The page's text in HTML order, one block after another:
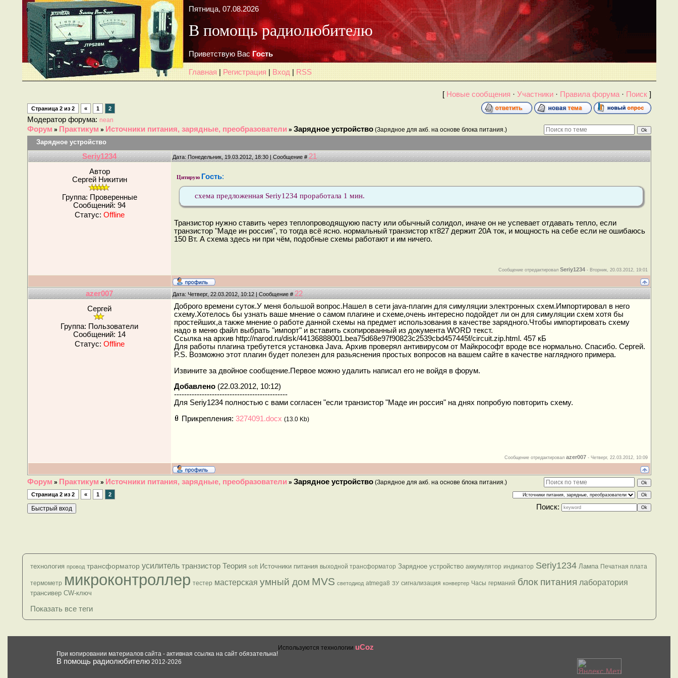
Пятница, 07.08.2026
В помощь радиолюбителю
Приветствую Вас Гость
Главная Регистрация Вход RSS
[ Новые сообщения · Участники· Правила форума· Поиск]
Страница 2из 2 « 1 2
Модератор форума: nean
Форум » Практикум » Источники питания, зарядные, преобразователи » Зарядное устройство (Зарядное для акб. на основе блока питания.)
Зарядное устройство
Seriy1234 Дата: Понедельник, 19.03.2012, 18:30 | Сообщение #21
Автор
Сергей Никитин
Группа: Проверенные
Сообщений: 94
Статус: Offline
Цитирую Гость:
схема предложенная Seriy1234 проработала 1 мин.
Транзистор нужно ставить через теплопроводящуюю пасту или обычный солидол, иначе он не успевает отдавать тепло, если
транзистор "Маде ин россия", то тогда всё ясно. нормальный транзистор кт827 держит 20А ток, и мощность на себе если не ошибаюсь
150 Вт. А схема здесь ни при чём, подобные схемы работают и им ничего.
Сообщение отредактировал Seriy1234- Вторник, 20.03.2012, 19:01
azer007 Дата: Четверг, 22.03.2012, 10:12 | Сообщение # 22
Сергей
Группа: Пользователи
Сообщений: 14
Статус: Offline
Доброго времени суток.У меня большой вопрос.Нашел в сети java-плагин для симуляции электронных схем.Импортировал в него
схему.Хотелось бы узнать ваше мнение о самом плагине и схеме,очень интересно подойдет ли он для симуляции схем хотя бы
простейших,а также мнение о работе данной схемы на предмет использования в качестве зарядного.Чтобы импортировать схему
надо в меню файл выбрать "импорт" и вставить скопированный из документа WORD текст.
Ссылка на архив http://narod.ru/disk/44136888001.bea75d68e97f90823c2539cbd457445f/circuit.zip.html. 457 кБ
Для работы плагина требутется установка Java. Архив проверял антивирусом от Майкрософт вроде все нормально. Спасибо. Сергей.
P.S. Возможно этот плагин будет полезен для разьяснения простых вопросов на вашем сайте в качестве наглядного примера.
Извините за двойное сообщение.Первое можно удалить написал его не войдя в форум.
Добавлено(22.03.2012, 10:12)
---------------------------------------------
Для Seriy1234 полностью с вами согласен "если транзистор "Маде ин россия" на днях попробую повторить схему.
Прикрепления: 3274091.docx (13.0 Kb)
Сообщение отредактировал azer007- Четверг, 22.03.2012, 10:09
Форум » Практикум » Источники питания, зарядные, преобразователи » Зарядное устройство (Зарядное для акб. на основе блока питания.)
Страница 2из 2 « 1 2
Поиск:
технология провод трансформатор усилитель транзистор Теория soft Источники питания выходной трансформатор Зарядное устройство аккумулятор индикатор Seriy1234 Лампа Печатная плата
термометр микроконтроллер тестер мастерская умный дом MVS светодиод atmega8 ЗУ сигнализация конвертер Часы германий блок питания лаборатория
трансивер CW-ключ
Показать все теги
При копировании материалов сайта - активная ссылка на сайт обязательна!
В помощь радиолюбителю 2012-2026
Используются технологии uCoz